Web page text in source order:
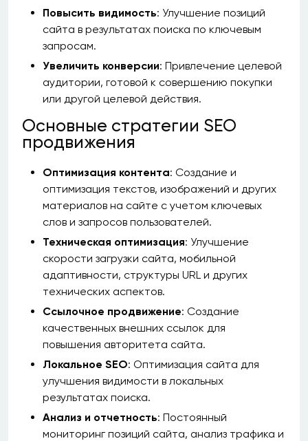
Повысить видимость: Улучшение позиций
сайта в результатах поиска по ключевым
запросам.
Увеличить конверсии: Привлечение целевой
аудитории, готовой к совершению покупки
или другой целевой действия.
Основные стратегии SEO
продвижения
Оптимизация контента: Создание и
оптимизация текстов, изображений и других
материалов на сайте с учетом ключевых
слов и запросов пользователей.
Техническая оптимизация: Улучшение
скорости загрузки сайта, мобильной
адаптивности, структуры URL и других
технических аспектов.
Ссылочное продвижение: Создание
качественных внешних ссылок для
повышения авторитета сайта.
Локальное SEO: Оптимизация сайта для
улучшения видимости в локальных
результатах поиска.
Анализ и отчетность: Постоянный
мониторинг позиций сайта, анализ трафика и